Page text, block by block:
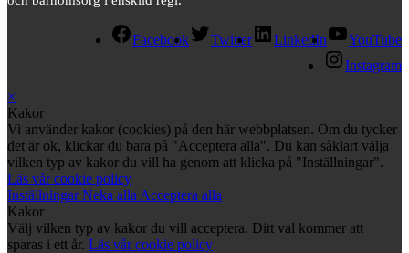
Facebook Twitter LinkedIn
YouTube
Instagram
×
Kakor
Vi använder kakor (cookies) på den här webbplatsen. Om du tycker
det är ok, klickar du bara på "Acceptera alla". Du kan såklart välja
vilken typ av kakor du vill ha genom att klicka på "Inställningar".
Läs vår cookie policy
InställningarNeka alla Acceptera alla
Kakor
Välj vilken typ av kakor du vill acceptera. Ditt val kommer att
sparas i ett år. Läs vår cookie policy